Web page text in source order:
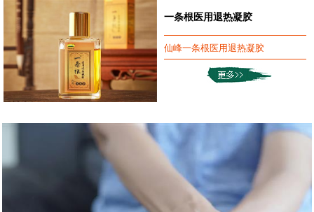
一条根医用退热凝胶
仙峰一条根医用退热凝胶